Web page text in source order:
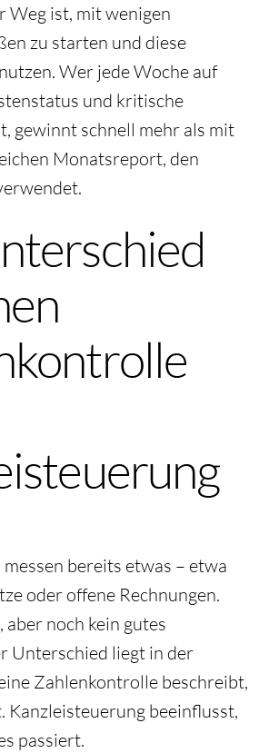
Weg ist, mit wenigen
zu starten und diese
Wer jede Woche auf
und kritische
gewinnt schnell mehr als mit
Monatsreport, den
bereits etwas – etwa
oder offene Rechnungen.
aber noch kein gutes
Unterschied liegt in der
Zahlenkontrolle beschreibt,
Kanzleisteuerung beeinflusst,
passiert.